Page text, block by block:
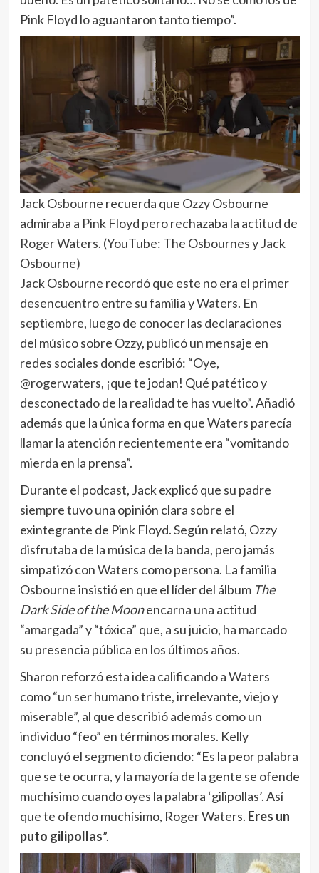
Pink Floyd lo aguantaron tanto tiempo”.
Jack Osbourne recuerda que Ozzy Osbourne
admiraba a Pink Floyd pero rechazaba la actitud de
Roger Waters. (YouTube: The Osbournes y Jack
Osbourne)
Jack Osbourne recordó que este no era el primer
desencuentro entre su familia y Waters. En
septiembre, luego de conocer las declaraciones
del músico sobre Ozzy, publicó un mensaje en
redes sociales donde escribió: “Oye,
@rogerwaters, ¡que te jodan! Qué patético y
desconectado de la realidad te has vuelto”. Añadió
además que la única forma en que Waters parecía
llamar la atención recientemente era “vomitando
mierda en la prensa”.
Durante el podcast, Jack explicó que su padre
siempre tuvo una opinión clara sobre el
exintegrante de Pink Floyd. Según relató, Ozzy
disfrutaba de la música de la banda, pero jamás
simpatizó con Waters como persona. La familia
Osbourne insistió en que el líder del álbum The
Dark Side of the Moonencarna una actitud
“amargada” y “tóxica” que, a su juicio, ha marcado
su presencia pública en los últimos años.
Sharon reforzó esta idea calificando a Waters
como “un ser humano triste, irrelevante, viejo y
miserable”, al que describió además como un
individuo “feo” en términos morales. Kelly
concluyó el segmento diciendo: “Es la peor palabra
que se te ocurra, y la mayoría de la gente se ofende
muchísimo cuando oyes la palabra ‘gilipollas’. Así
que te ofendo muchísimo, Roger Waters. Eres un
puto gilipollas”.